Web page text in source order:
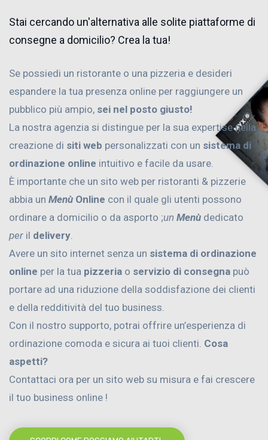
Stai cercando un'alternativa alle solite piattaforme di
consegne a domicilio? Crea la tua!
Se possiedi un ristorante o una pizzeria e desideri
espandere la tua presenza online per raggiungere un
pubblico più ampio, sei nel posto giusto!
La nostra agenzia si distingue per la sua expertise nella
creazione di siti web personalizzati con un sistema di
ordinazione online intuitivo e facile da usare.
È importante che un sito web per ristoranti & pizzerie
abbia un Menù Online con il quale gli utenti possono
ordinare a domicilio o da asporto ;un Menù dedicato
per il delivery
Avere un sito internet senza un sistema di ordinazione
online per la tua pizzeria o servizio di consegna può
portare ad una riduzione della soddisfazione dei clienti
e della redditività del tuo business.
Con il nostro supporto, potrai offrire un’esperienza di
ordinazione comoda e sicura ai tuoi clienti. Cosa
aspetti?
Contattaci ora per un sito web su misura e fai crescere
il tuo business online !